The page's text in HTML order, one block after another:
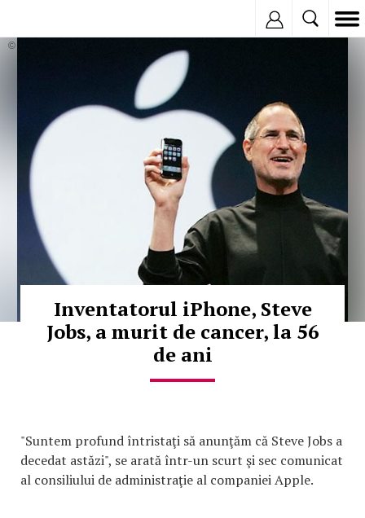
© Copyright:
Inventatorul iPhone, Steve
Jobs, a murit de cancer, la 56
de ani
"Suntem profund întristaţi să anunţăm că Steve Jobs a
decedat astăzi", se arată într-un scurt şi sec comunicat
al consiliului de administraţie al companiei Apple.